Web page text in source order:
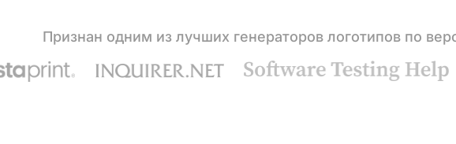
Признан одним из лучших генераторов логотипов по